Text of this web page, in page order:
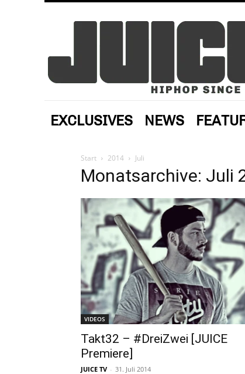
EXCLUSIVES NEWS
Start 2014 Juli
Monatsarchive: Juli
VIDEOS
Takt32 – #DreiZwei [JUICE
Premiere]
JUICE TV - 31. Juli 2014